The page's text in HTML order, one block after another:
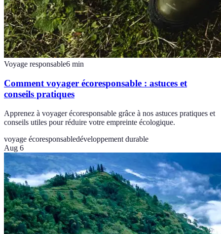
Voyage responsable6 min
Comment voyager écoresponsable : astuces et
conseils pratiques
Apprenez à voyager écoresponsable grâce à nos astuces pratiques et
conseils utiles pour réduire votre empreinte écologique.
voyage écoresponsabledéveloppement durable
Aug 6